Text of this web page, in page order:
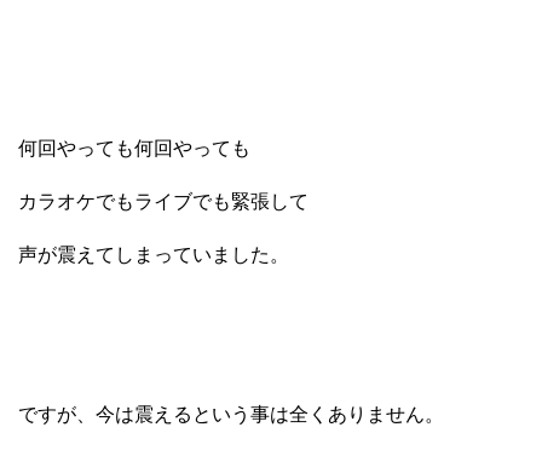
何回やっても何回やっても
カラオケでもライブでも緊張して
声が震えてしまっていました。
ですが、今は震えるという事は全くありません。